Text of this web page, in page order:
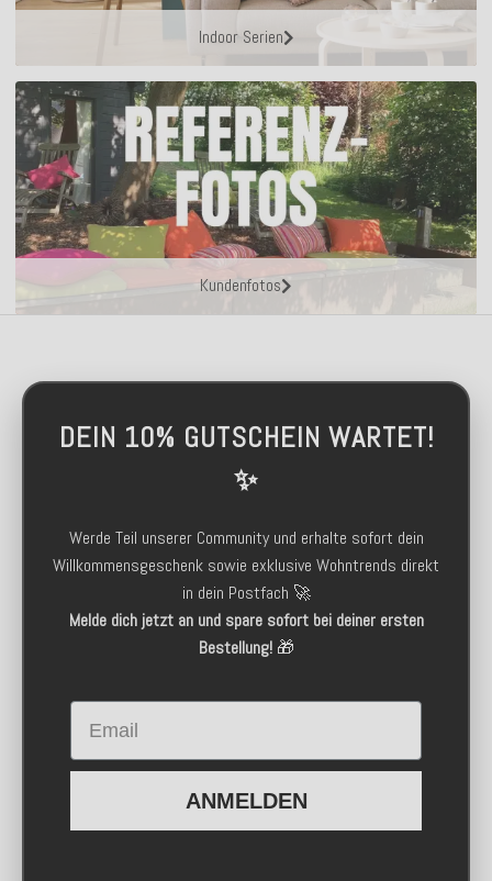
Indoor Serien
Kundenfotos
DEIN 10% GUTSCHEIN WARTET!
✨
Werde Teil unserer Community und erhalte sofort dein
Willkommensgeschenk sowie exklusive Wohntrends direkt
in dein Postfach 🚀
Melde dich jetzt an und spare sofort bei deiner ersten
Bestellung!🎁
Email
ANMELDEN